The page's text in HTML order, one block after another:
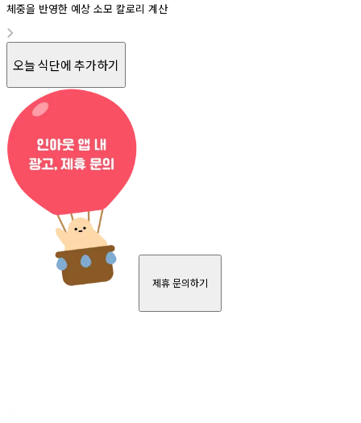
체중을 반영한 예상 소모 칼로리 계산
오늘 식단에 추가하기
제휴 문의하기